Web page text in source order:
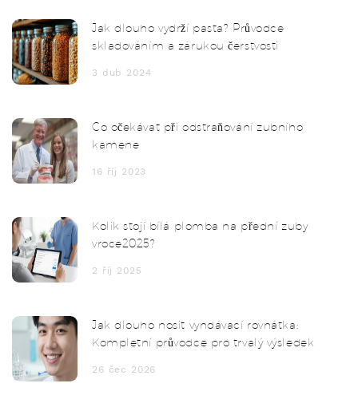
Jak dlouho vydrží pasta? Průvodce
skladováním a zárukou čerstvosti
3 dub 2024
Co očekávat při odstraňování zubního
kamene
16 říj 2023
Kolik stojí bílá plomba na přední zuby
vroce2025?
2 říj 2025
Jak dlouho nosit vyndávací rovnátka:
Kompletní průvodce pro trvalý výsledek
26 čec 2026